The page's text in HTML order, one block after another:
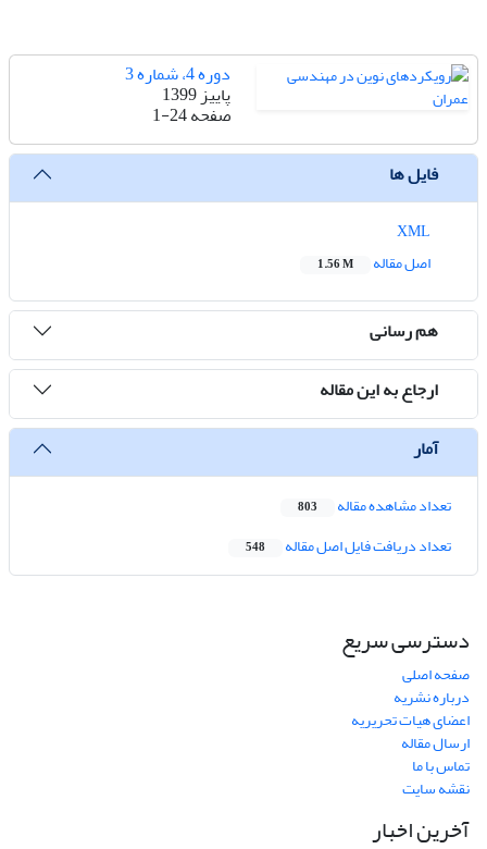
دوره 4، شماره 3
پاییز 1399
صفحه1-24
فایل ها
اصل مقاله
1.56 M
هم رسانی
ارجاع به این مقاله
آمار
تعداد مشاهده مقاله 803
تعداد دریافت فایل اصل مقاله 548
دسترسی سریع
صفحه اصلی
درباره نشریه
اعضای هیات تحریریه
ارسال مقاله
تماس با ما
نقشه سایت
آخرین اخبار